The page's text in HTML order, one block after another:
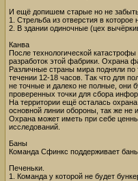
И ещё допишем старые но не
1. Стрельба из отверстия в
2. В здании одиночные (цех
Канва
После технологической
разработок этой фабрики. Охрана
Различные страны мира подняли по
течении 12-18 часов. Так что для
не точные и далеко не полные, они
проверенных точки для сбора
На территории ещё осталась
основной линии обороны, так же не
Охрана может иметь при себе
исследований.
Баны
Команда Сфинкс поддерживает
Печеньки.
1. Команда у которой не будет